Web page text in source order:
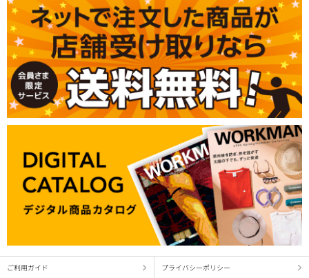
ご利用ガイド プライバシーポリシー